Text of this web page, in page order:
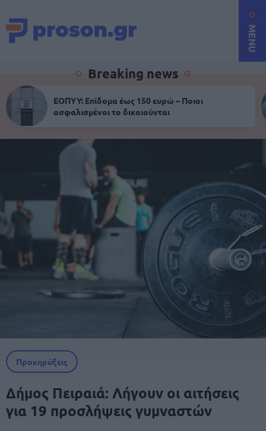
MENU
Breaking news
ΕΟΠΥΥ: Επίδομα έως 150 ευρώ – Ποιοι
ασφαλισμένοι το δικαιούνται
Προκηρύξεις
Δήμος Πειραιά: Λήγουν οι αιτήσεις
για 19 προσλήψεις γυμναστών